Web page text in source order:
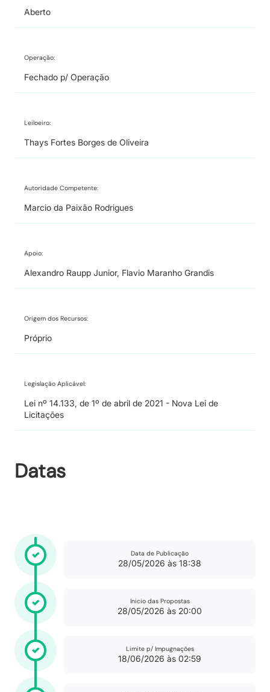
Aberto
Operação:
Fechado p/ Operação
Leiloeiro:
Thays Fortes Borges de Oliveira
Autoridade Competente:
Marcio da Paixão Rodrigues
Apoio:
Alexandro Raupp Junior, Flavio Maranho Grandis
Origem dos Recursos:
Próprio
Legislação Aplicável:
Lei nº 14.133, de 1º de abril de 2021 - Nova Lei de
Licitações
Datas
Data de Publicação
28/05/2026 às 18:38
Inicio das Propostas
28/05/2026 às 20:00
Limite p/ Impugnações
18/06/2026 às 02:59